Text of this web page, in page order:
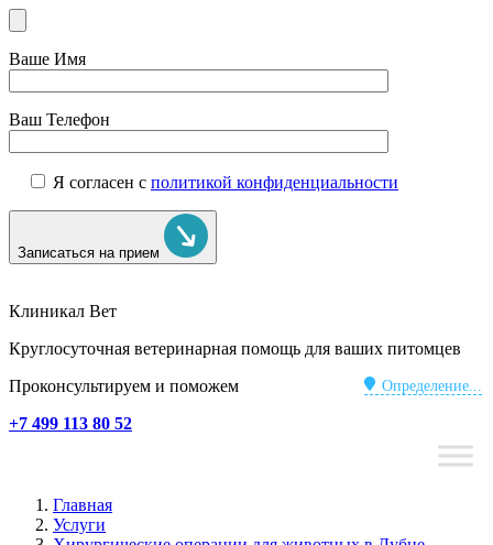
Ваше Имя
Ваш Телефон
Я согласен с политикой конфиденциальности
Записаться на прием
Клиникал Вет
Круглосуточная ветеринарная помощь для ваших питомцев
Определение...
Проконсультируем и поможем
+7 499 113 80 52
Главная
Услуги